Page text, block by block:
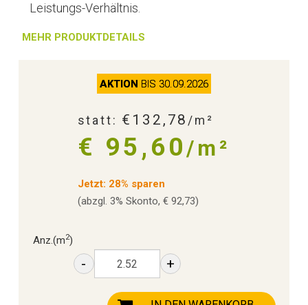
Leistungs-Verhältnis.
MEHR PRODUKTDETAILS
AKTION BIS 30.09.2026
statt: €132,78/m²
€ 95,60/m²
Jetzt: 28% sparen
(abzgl. 3% Skonto, € 92,73)
Anz.(m2)
- +